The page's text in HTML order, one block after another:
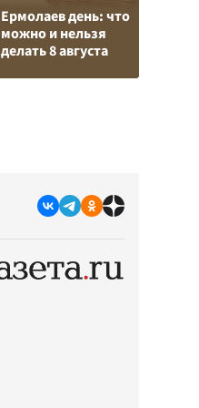
Ермолаев день: что
можно и нельзя
делать 8 августа